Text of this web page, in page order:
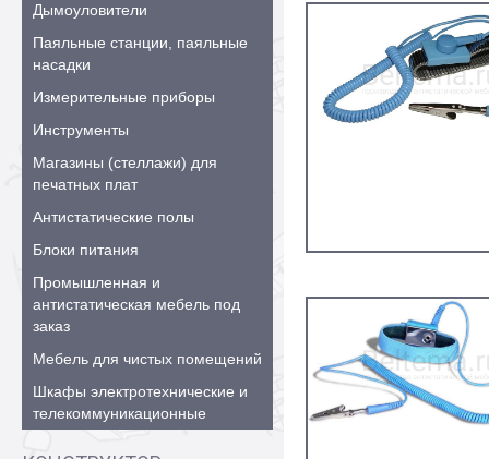
Дымоуловители
Паяльные станции, паяльные
насадки
Измерительные приборы
Инструменты
Магазины (стеллажи) для
печатных плат
Антистатические полы
Блоки питания
Промышленная и
антистатическая мебель под
заказ
Мебель для чистых помещений
Шкафы электротехнические и
телекоммуникационные